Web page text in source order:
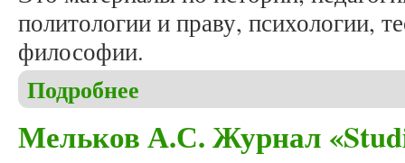
политологии и праву, психологии,
философии.
Подробнее
Мельков А.С. Журнал